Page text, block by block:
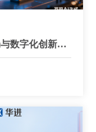
数字化创新国